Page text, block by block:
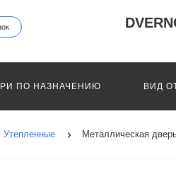
ПО НАЗНАЧЕНИЮ ВИД
Утепленные Металлическая